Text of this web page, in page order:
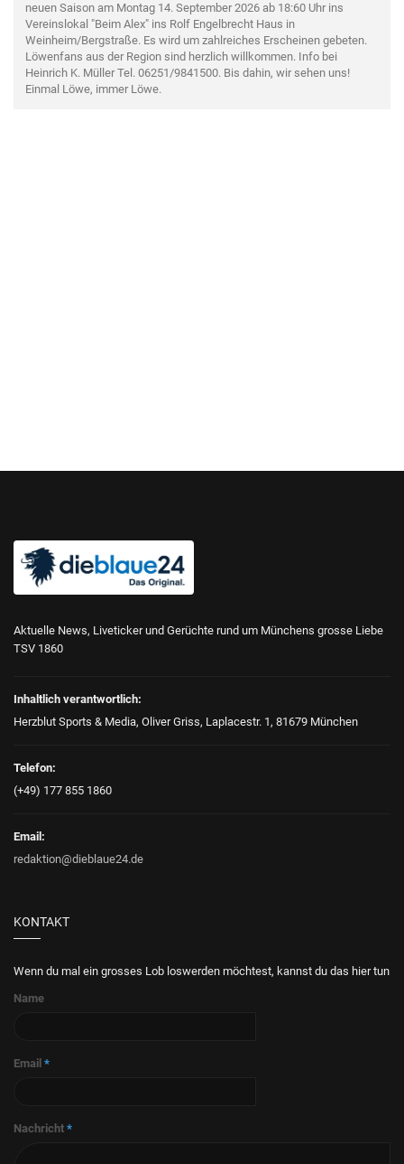
neuen Saison am Montag 14. September 2026 ab 18:60 Uhr ins
Vereinslokal "Beim Alex" ins Rolf Engelbrecht Haus in
Weinheim/Bergstraße. Es wird um zahlreiches Erscheinen gebeten.
Löwenfans aus der Region sind herzlich willkommen. Info bei
Heinrich K. Müller Tel. 06251/9841500. Bis dahin, wir sehen uns!
Einmal Löwe, immer Löwe.
Aktuelle News, Liveticker und Gerüchte rund um Münchens grosse Liebe
TSV 1860
Inhaltlich verantwortlich:
Herzblut Sports & Media, Oliver Griss, Laplacestr. 1, 81679 München
Telefon:
(+49) 177 855 1860
Email:
redaktion@dieblaue24.de
KONTAKT
Wenn du mal ein grosses Lob loswerden möchtest, kannst du das hier tun
Name
Email *
Nachricht *